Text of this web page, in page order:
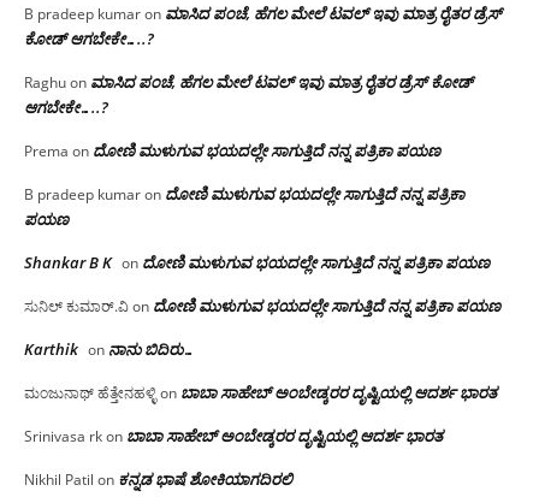
B pradeep kumaron ಮಾಸಿದ ಪಂಚೆ, ಹೆಗಲ ಮೇಲೆ ಟವಲ್‌ ಇವು ಮಾತ್ರ ರೈತರ ಡ್ರೆಸ್‌
ಕೋಡ್ ಆಗಬೇಕೇ…..?‌
Raghuon ಮಾಸಿದ ಪಂಚೆ, ಹೆಗಲ ಮೇಲೆ ಟವಲ್‌ ಇವು ಮಾತ್ರ ರೈತರ ಡ್ರೆಸ್‌ ಕೋಡ್
ಆಗಬೇಕೇ…..?‌
Prema on ದೋಣಿ ಮುಳುಗುವ ಭಯದಲ್ಲೇ ಸಾಗುತ್ತಿದೆ ನನ್ನ ಪತ್ರಿಕಾ ಪಯಣ
B pradeep kumaron ದೋಣಿ ಮುಳುಗುವ ಭಯದಲ್ಲೇ ಸಾಗುತ್ತಿದೆ ನನ್ನ ಪತ್ರಿಕಾ
ಪಯಣ
Shankar B K on ದೋಣಿ ಮುಳುಗುವ ಭಯದಲ್ಲೇ ಸಾಗುತ್ತಿದೆ ನನ್ನ ಪತ್ರಿಕಾ ಪಯಣ
ಸುನಿಲ್ ಕುಮಾರ್.ವಿon ದೋಣಿ ಮುಳುಗುವ ಭಯದಲ್ಲೇ ಸಾಗುತ್ತಿದೆ ನನ್ನ ಪತ್ರಿಕಾ ಪಯಣ
Karthik on ನಾನು ಬಿದಿರು…
ಮಂಜುನಾಥ್ ಹೆತ್ತೇನಹಳ್ಳಿon ಬಾಬಾ ಸಾಹೇಬ್ ಅಂಬೇಡ್ಕರರ ದೃಷ್ಟಿಯಲ್ಲಿ ಆದರ್ಶ ಭಾರತ
Srinivasa rkon ಬಾಬಾ ಸಾಹೇಬ್ ಅಂಬೇಡ್ಕರರ ದೃಷ್ಟಿಯಲ್ಲಿ ಆದರ್ಶ ಭಾರತ
Nikhil Patil on ಕನ್ನಡ ಭಾಷೆ ಶೋಕಿಯಾಗದಿರಲಿ